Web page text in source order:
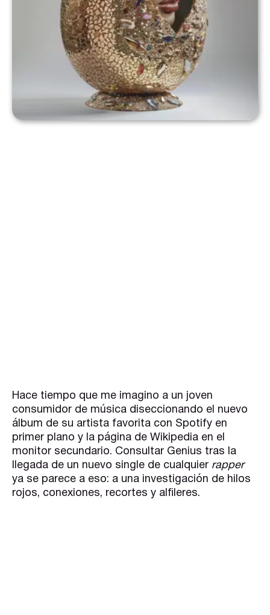
Hace tiempo que me imagino a un joven
consumidor de música diseccionando el nuevo
álbum de su artista favorita con Spotify en
primer plano y la página de Wikipedia en el
monitor secundario. Consultar Genius tras la
llegada de un nuevo single de cualquier rapper
ya se parece a eso: a una investigación de hilos
rojos, conexiones, recortes y alfileres.